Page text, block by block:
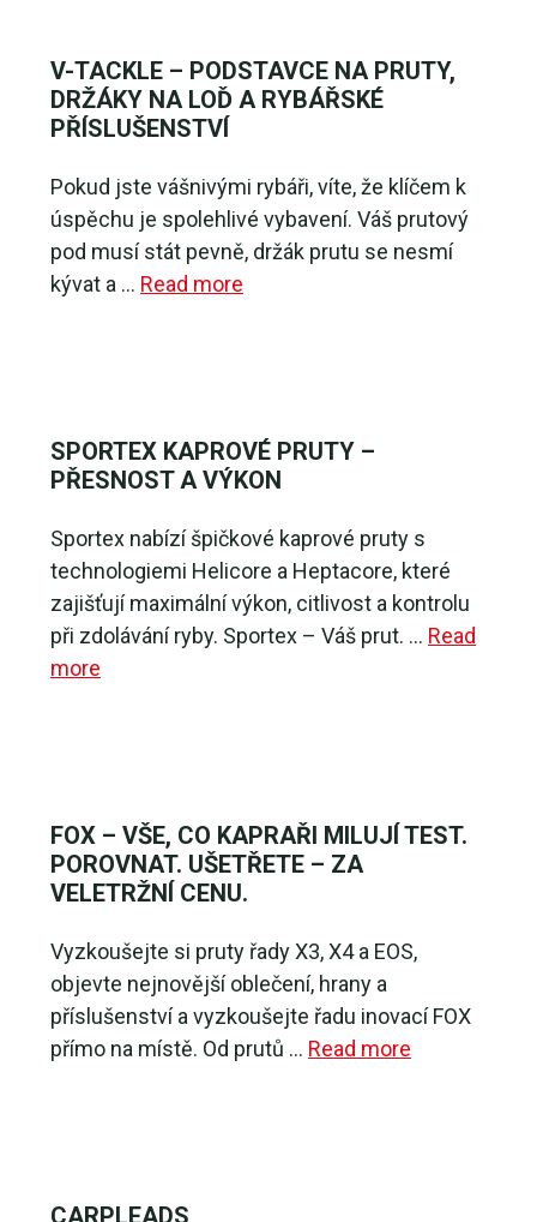
V-TACKLE – PODSTAVCE NA PRUTY,
DRŽÁKY NA LOĎ A RYBÁŘSKÉ
PŘÍSLUŠENSTVÍ
Pokud jste vášnivými rybáři, víte, že klíčem k
úspěchu je spolehlivé vybavení. Váš prutový
pod musí stát pevně, držák prutu se nesmí
kývat a … Read more
SPORTEX KAPROVÉ PRUTY –
PŘESNOST A VÝKON
Sportex nabízí špičkové kaprové pruty s
technologiemi Helicore a Heptacore, které
zajišťují maximální výkon, citlivost a kontrolu
při zdolávání ryby. Sportex – Váš prut. … Read
more
FOX – VŠE, CO KAPRAŘI MILUJÍ TEST.
POROVNAT. UŠETŘETE – ZA
VELETRŽNÍ CENU.
Vyzkoušejte si pruty řady X3, X4 a EOS,
objevte nejnovější oblečení, hrany a
příslušenství a vyzkoušejte řadu inovací FOX
přímo na místě. Od prutů … Read more
CARPLEADS